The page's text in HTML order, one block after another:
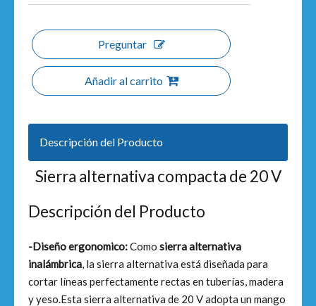
Preguntar
Añadir al carrito
Descripción del Producto
Sierra alternativa compacta de 20 V
Descripción del Producto
-Diseño ergonomico:Como sierra alternativa
inalámbrica, la sierra alternativa está diseñada para
cortar líneas perfectamente rectas en tuberías, madera
y yeso.Esta sierra alternativa de 20 V adopta un mango